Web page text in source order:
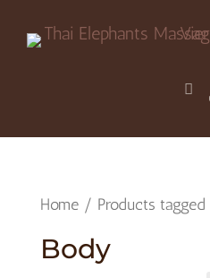
Home/ Products tagged
Body